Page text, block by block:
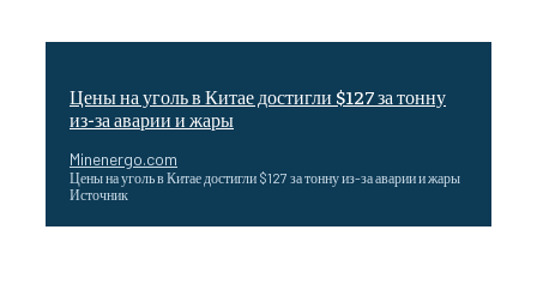
Цены на уголь в Китае достигли $127 за тонну
из-за аварии и жары
Minenergo.com
Цены на уголь в Китае достигли $127 за тонну из-за аварии и жары
Источник